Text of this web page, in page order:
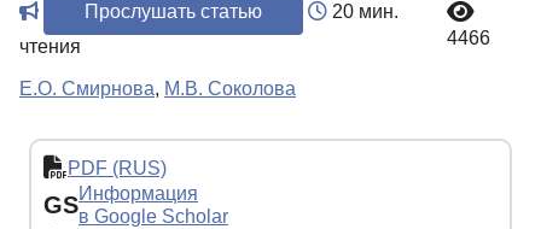
Прослушать статью
20 мин.
чтения
4466
Е.О. Смирнова, М.В. Соколова
PDF (RUS)
GSИнформация
в Google Scholar